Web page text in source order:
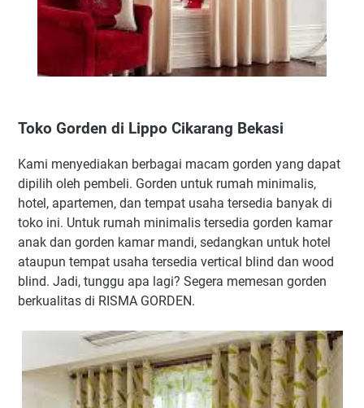
Toko Gorden di Lippo Cikarang Bekasi
Kami menyediakan berbagai macam gorden yang dapat
dipilih oleh pembeli. Gorden untuk rumah minimalis,
hotel, apartemen, dan tempat usaha tersedia banyak di
toko ini. Untuk rumah minimalis tersedia gorden kamar
anak dan gorden kamar mandi, sedangkan untuk hotel
ataupun tempat usaha tersedia vertical blind dan wood
blind. Jadi, tunggu apa lagi? Segera memesan gorden
berkualitas di RISMA GORDEN.